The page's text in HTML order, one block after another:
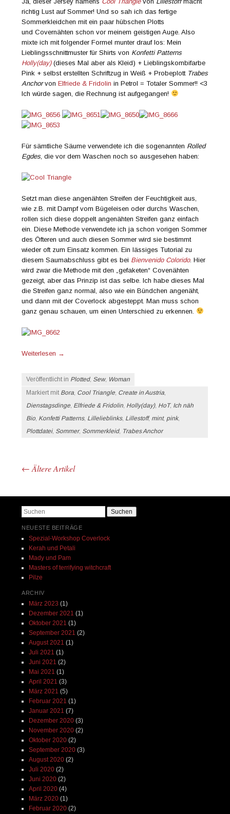
richtig Lust auf Sommer! Und so sah ich das fertige
Sommerkleidchen mit ein paar hübschen Plotts
und Covernähten schon vor meinem geistigen Auge. Also
mixte ich mit folgender Formel munter drauf los: Mein
Lieblingsschnittmuster für Shirts von Konfetti Patterns
Holly(day)(dieses Mal aber als Kleid) + Lieblingskombifarbe
Pink + selbst erstellten Schriftzug in Weiß + Probeplott Trabes
AnchorvonElfriede & Fridolin in Petrol = Totaler Sommer!! <3
Ich würde sagen, die Rechnung ist aufgegangen!
Für sämtliche Säume verwendete ich die sogenannten Rolled
Egdes, die vor dem Waschen noch so ausgesehen haben:
Setzt man diese angenähten Streifen der Feuchtigkeit aus,
wie z.B. mit Dampf vom Bügeleisen oder durchs Waschen,
rollen sich diese doppelt angenähten Streifen ganz einfach
ein. Diese Methode verwendete ich ja schon vorigen Sommer
des Öfteren und auch diesen Sommer wird sie bestimmt
wieder oft zum Einsatz kommen. Ein lässiges Tutorial zu
diesem Saumabschluss gibt es bei Bienvenido Colorido. Hier
wird zwar die Methode mit den „gefaketen“ Covenähten
gezeigt, aber das Prinzip ist das selbe. Ich habe dieses Mal
die Streifen ganz normal, also wie ein Bündchen angenäht,
und dann mit der Coverlock abgesteppt. Man muss schon
ganz genau schauen, um einen Unterschied zu erkennen.
Weiterlesen →
Veröffentlicht in Plotted, Sew, Woman
Markiert mit Bora, Cool Triangle, Create in Austria,
Dienstagsdinge, Elfriede & Fridolin, Holly(day), HoT, Ich näh
Bio, Konfetti Patterns, Lillelieblinks, Lillestoff, mint, pink,
Plottdatei, Sommer, Sommerkleid, Trabes Anchor
← Ältere Artikel
Suchen
NEUESTE BEITRÄGE
Spezial-Workshop Coverlock
Kerah und Petali
Mady und Pam
Masters of terrifying witchcraft
Pilze
ARCHIV
März 2023 (1)
Dezember 2021 (1)
Oktober 2021 (1)
September 2021 (2)
August 2021 (1)
Juli 2021 (1)
Juni 2021 (2)
Mai 2021 (1)
April 2021 (3)
März 2021 (5)
Februar 2021 (1)
Januar 2021 (7)
Dezember 2020(3)
November 2020(2)
Oktober 2020(2)
September 2020(3)
August 2020(2)
Juli 2020(2)
Juni 2020(2)
April 2020(4)
März 2020(1)
Februar 2020(2)